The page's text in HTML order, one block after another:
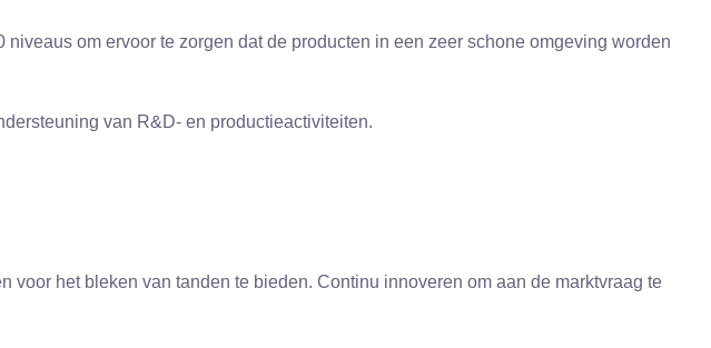
om ervoor te zorgen dat de producten in een zeer schone omgeving worden
van R&D- en productieactiviteiten.
het bleken van tanden te bieden. Continu innoveren om aan de marktvraag te